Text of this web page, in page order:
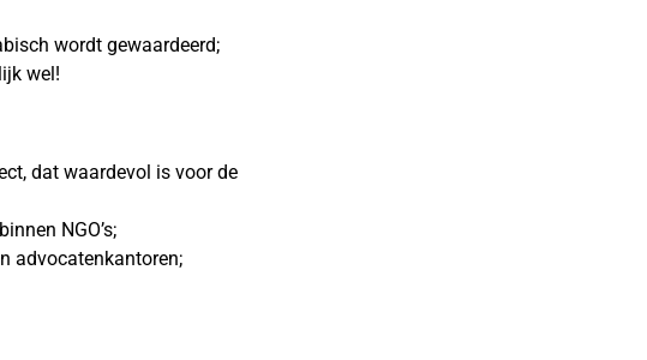
wordt gewaardeerd;
wel!
dat waardevol is voor de
NGO’s;
advocatenkantoren;